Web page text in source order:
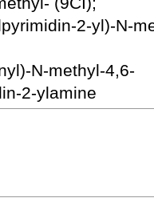
2-yl)-N-
N-methyl-4,6-
2-ylamine